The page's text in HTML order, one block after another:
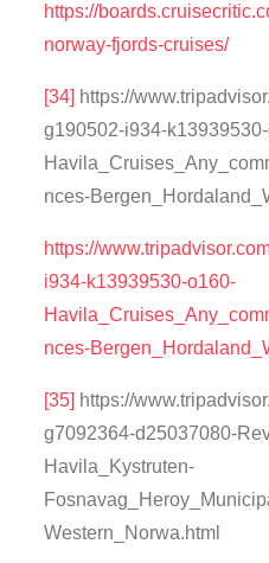
https://
norway-fjords-cruises/
[34] https://
g190502-i934-
nces-
https://
i934-k13939530-o160-
nces-
[35] https://
g7092364-d25037080-
Havila_Kystruten-
Western_Norwa.html